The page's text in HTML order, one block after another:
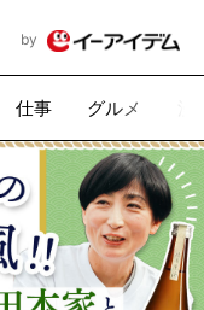
by
仕事 グルメ